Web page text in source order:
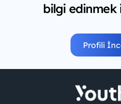
bilgi edinmek
Profili